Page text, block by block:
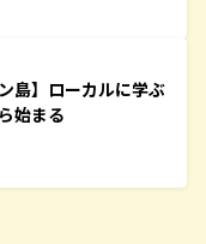
島】ローカルに学ぶ
始まる